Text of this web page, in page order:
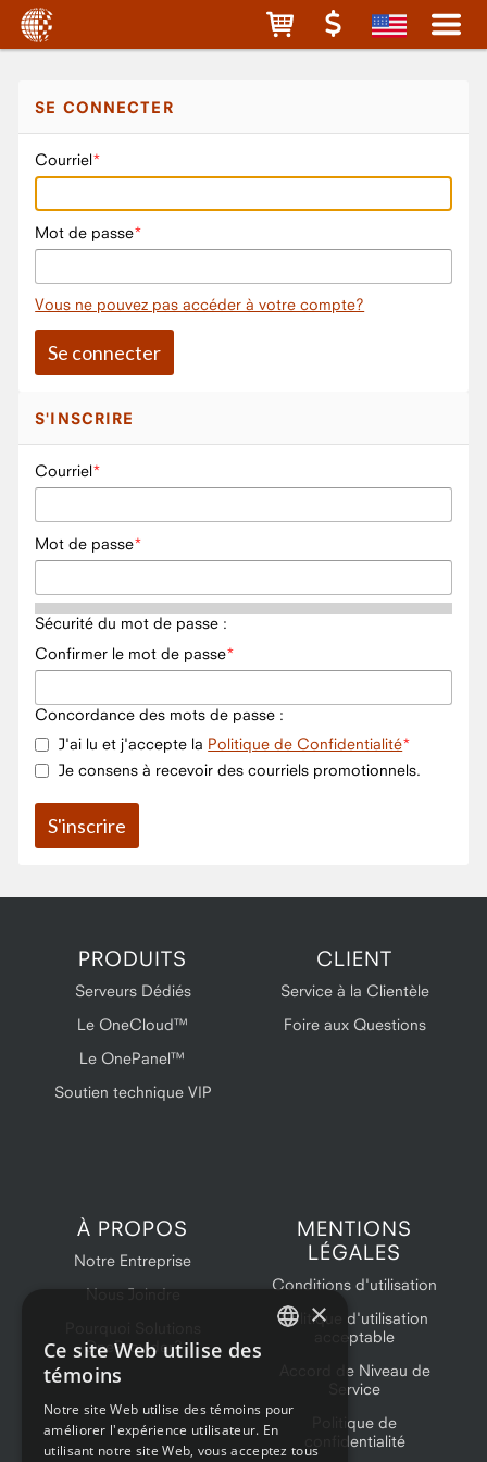
SE CONNECTER
Courriel
Mot de passe
Vous ne pouvez pas accéder à votre compte?
S'INSCRIRE
Courriel
Mot de passe
Sécurité du mot de passe :
Confirmer le mot de passe
Concordance des mots de passe :
J'ai lu et j'accepte la Politique de Confidentialité
Je consens à recevoir des courriels promotionnels.
PRODUITS
Serveurs Dédiés
Le OneCloud™
Le OnePanel™
Soutien technique VIP
CLIENT
Service à la Clientèle
Foire aux Questions
À PROPOS
Notre Entreprise
Nous Joindre
OneProvider?
MENTIONS
LÉGALES
Conditions d'utilisation
Politique d'utilisation
acceptable
Accord de Niveau de
Service
Politique de
confidentialité
×
Ce site Web utilise des
témoins
Notre site Web utilise des témoins pour
améliorer l'expérience utilisateur. En
utilisant notre site Web, vous acceptez tous